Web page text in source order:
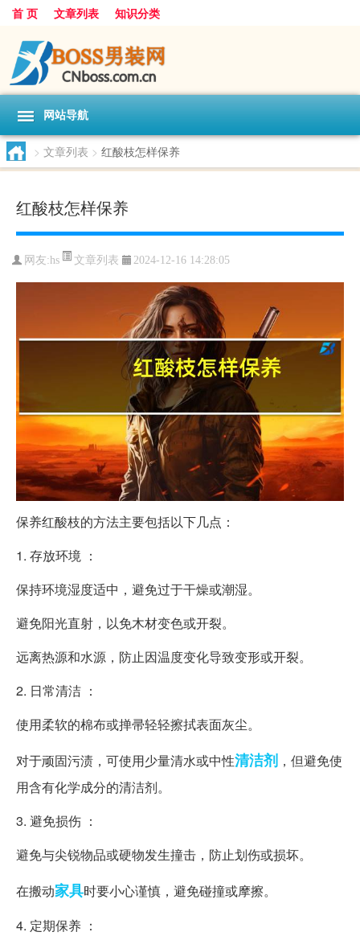
首 页 文章列表 知识分类
网站导航
> 文章列表 > 红酸枝怎样保养
红酸枝怎样保养
网友:hs 文章列表 2024-12-16 14:28:05
保养红酸枝的方法主要包括以下几点：
1. 存放环境 ：
保持环境湿度适中，避免过于干燥或潮湿。
避免阳光直射，以免木材变色或开裂。
远离热源和水源，防止因温度变化导致变形或开裂。
2. 日常清洁 ：
使用柔软的棉布或掸帚轻轻擦拭表面灰尘。
对于顽固污渍，可使用少量清水或中性清洁剂 ，但避免使
用含有化学成分的清洁剂。
3. 避免损伤 ：
避免与尖锐物品或硬物发生撞击，防止划伤或损坏。
在搬动家具时要小心谨慎，避免碰撞或摩擦。
4. 定期保养 ：